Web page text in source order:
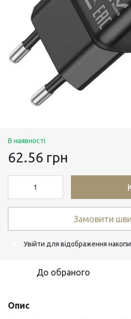
В наявності
62.56 грн
Замовити
Увійти для відображення
До обраного
Опис